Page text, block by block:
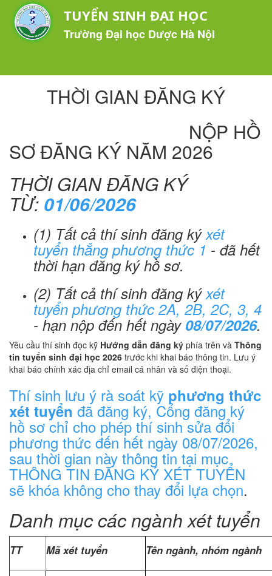
TUYỂN SINH ĐẠI HỌC
Trường Đại học Dược Hà Nội
THỜI GIAN ĐĂNG KÝ
NỘP HỒ
SƠ ĐĂNG KÝ NĂM 2026
THỜI GIAN ĐĂNG KÝ
TỪ: 01/06/2026
(1) Tất cả thí sinh đăng kýxét
tuyển thẳng phương thức 1 - đã hết
thời hạn đăng ký hồ sơ.
(2) Tất cả thí sinh đăng kýxét
tuyển phương thức 2A, 2B, 2C, 3, 4
- hạn nộp đến hết ngày 08/07/2026.
Yêu cầu thí sinh đọc kỹ Hướng dẫn đăng ký phía trên và Thông
tin tuyển sinh đại học 2026 trước khi khai báo thông tin. Lưu ý
khai báo chính xác địa chỉ email cá nhân và số điện thoại.
Thí sinh lưu ý rà soát kỹ phương thức
xét tuyển đã đăng ký, Cổng đăng ký
hồ sơ chỉ cho phép thí sinh sửa đổi
phương thức đến hết ngày 08/07/2026,
sau thời gian này thông tin tại mục
THÔNG TIN ĐĂNG KÝ XÉT TUYỂN
sẽ khóa không cho thay đổi lựa chọn.
Danh mục các ngành xét tuyển
TT Mã xét tuyển Tên ngành, nhóm ngành